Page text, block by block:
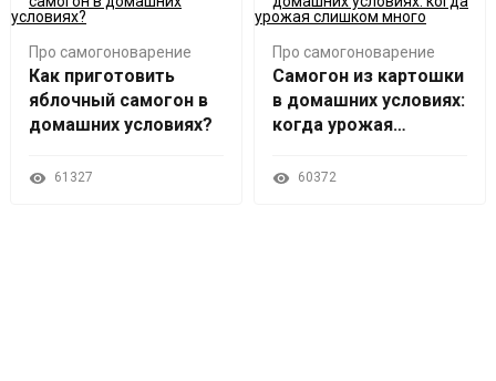
Про самогоноварение
Как приготовить
яблочный самогон в
домашних условиях?
61327
Про самогоноварение
Самогон из картошки
в домашних условиях:
когда урожая
60372